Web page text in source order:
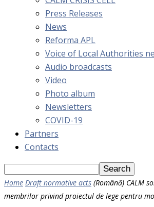
Press Releases
News
Reforma APL
Voice of Local Authorities
Audio broadcasts
Video
Photo album
Newsletters
COVID-19
Partners
Contacts
Home Draft normative acts (Română) CALM
membrilor privind proiectul de lege pentru